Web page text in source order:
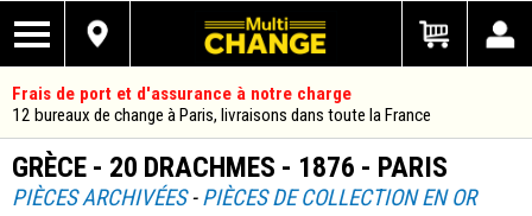
Frais de port et d'assurance à notre charge
12 bureaux de change à Paris, livraisons dans toute la France
GRÈCE - 20 DRACHMES - 1876 - PARIS
PIÈCES ARCHIVÉES-PIÈCES DE COLLECTION EN OR